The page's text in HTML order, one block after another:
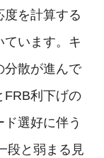
を計算する
ています。キ
分散が進んで
FRB利下げの
選好に伴う
段と弱まる見